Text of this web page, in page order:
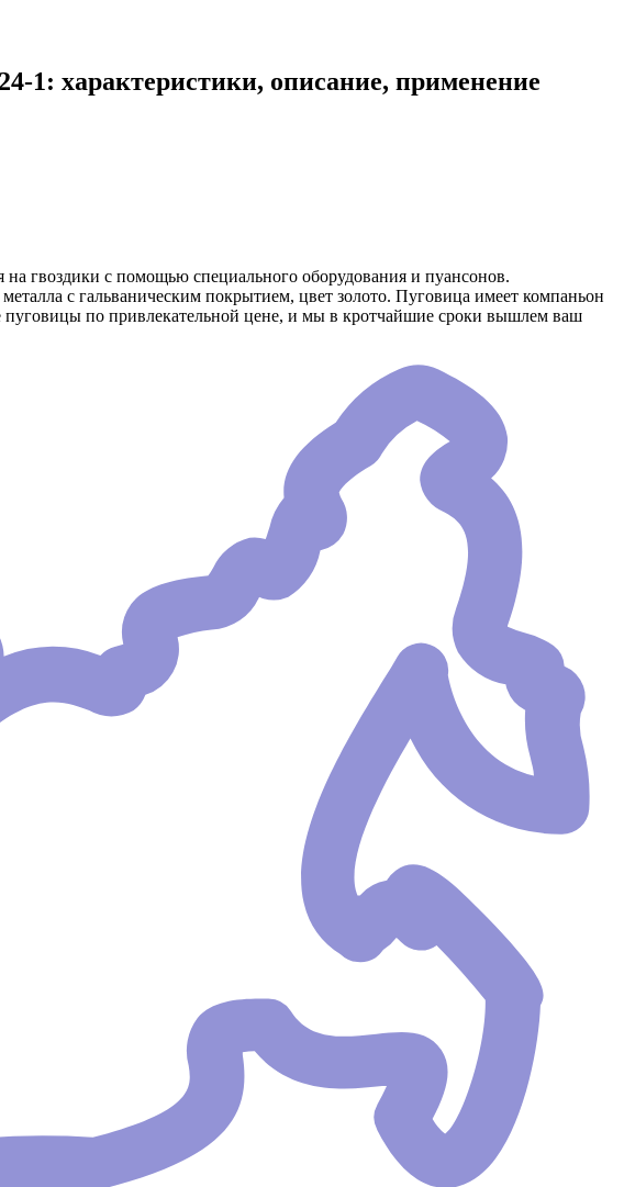
1: характеристики, описание, применение
гвоздики с помощью специального оборудования и пуансонов.
с гальваническим покрытием, цвет золото. Пуговица имеет компаньон
по привлекательной цене, и мы в кротчайшие сроки вышлем ваш